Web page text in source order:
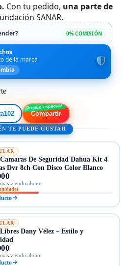
Con tu pedido, una parte de
SANAR.
0% COMISIÓN
de la marca
102 Compartir
TE PUEDE GUSTAR
De Seguridad Dahua Kit 4
Dvr 8ch Con Disco Color Blanco
viendo ahora
Dany Vélez – Estilo y
viendo ahora